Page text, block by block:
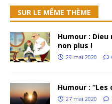
SUR LE MÊME THÈME
Humour : Dieu
non plus !
29 mai 2020
Humour : “Les
27 mai 2020